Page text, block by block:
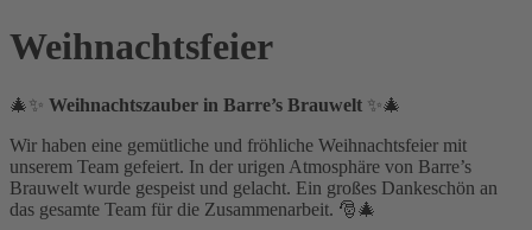
Weihnachtsfeier
🎄✨ Weihnachtszauber in Barre’s Brauwelt ✨🎄
Wir haben eine gemütliche und fröhliche Weihnachtsfeier mit
unserem Team gefeiert. In der urigen Atmosphäre von Barre’s
Brauwelt wurde gespeist und gelacht. Ein großes Dankeschön an
das gesamte Team für die Zusammenarbeit. 🎅🎄